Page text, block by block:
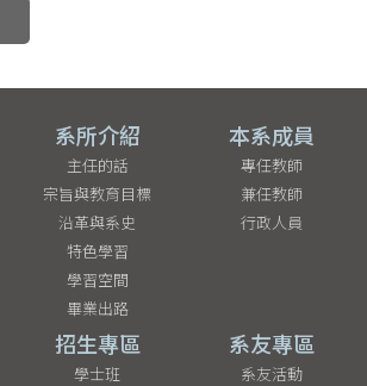
系所介紹
主任的話
宗旨與教育目標
沿革與系史
特色學習
學習空間
畢業出路
本系成員
專任教師
兼任教師
行政人員
招生專區
學士班
系友專區
系友活動